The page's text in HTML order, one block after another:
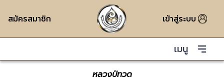
สมัครสมาชิก เข้าสู่ระบบ
เมนู